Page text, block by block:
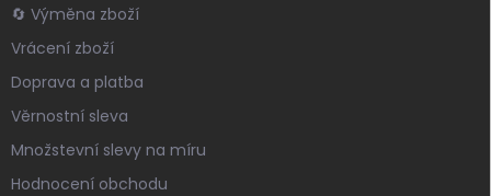
🔄 Výměna zboží
Vrácení zboží
Doprava a platba
Věrnostní sleva
Množstevní slevy na míru
Hodnocení obchodu